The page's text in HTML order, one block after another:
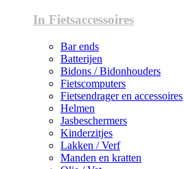
In Fietsaccessoires
Bar ends
Batterijen
Bidons / Bidonhouders
Fietscomputers
Fietsendrager en accessoires
Helmen
Jasbeschermers
Kinderzitjes
Lakken / Verf
Manden en kratten